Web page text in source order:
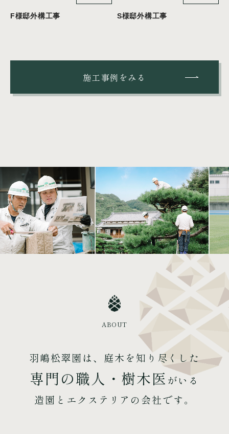
F様邸外構工事 S様邸外構工事
施工事例をみる
ABOUT
羽嶋松翠園は、庭木を知り尽くした
専門の職人・樹木医 がいる
造園とエクステリアの会社です。